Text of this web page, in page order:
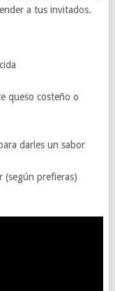
a tus invitados.
queso costeño o
darles un sabor
(según prefieras)